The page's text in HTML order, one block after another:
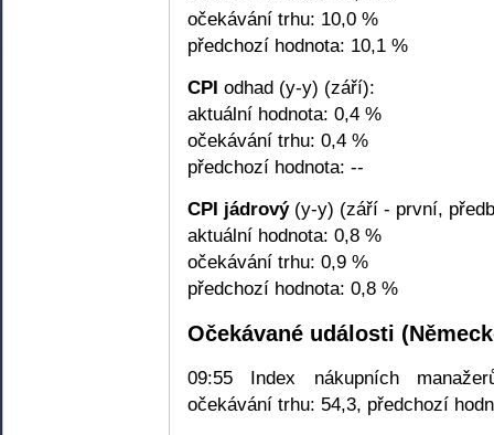
očekávání trhu: 10,0 %
předchozí hodnota: 10,1 %
CPI odhad (y-y) (září):
aktuální hodnota: 0,4 %
očekávání trhu: 0,4 %
předchozí hodnota: --
CPI jádrový(y-y) (září - první,
aktuální hodnota: 0,8 %
očekávání trhu: 0,9 %
předchozí hodnota: 0,8 %
Očekávané události
09:55 Index nákupních
očekávání trhu: 54,3, předchozí